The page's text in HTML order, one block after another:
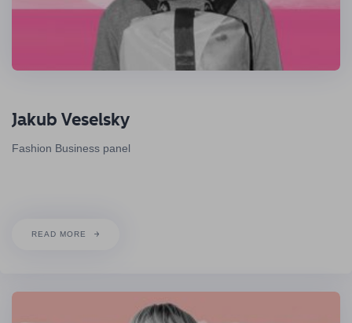
Jakub Veselsky
Fashion Business panel
READ MORE